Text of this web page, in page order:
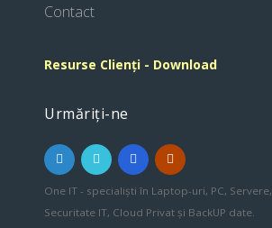
Contact
Resurse Clienți - Download
Urmăriți-ne
One IT - specialiști în Laptop-uri, PC, Servere,
Securitate IT, Cloud Privat și BackUP date.